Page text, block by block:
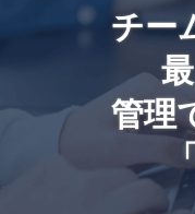
チー
管理